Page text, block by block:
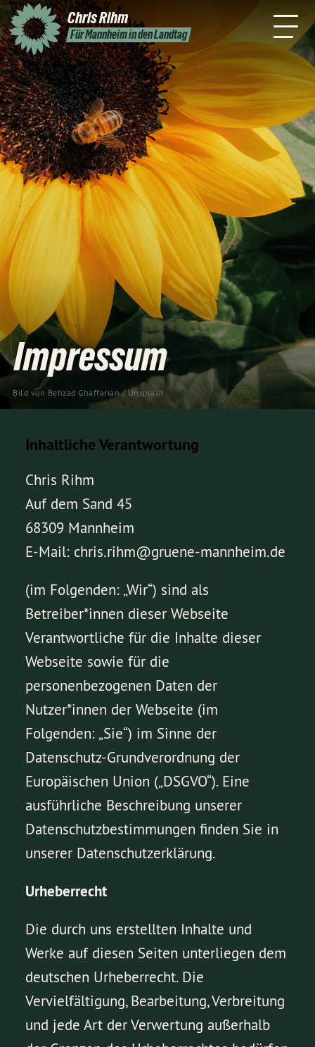
ChrisRihm
Für Mannheim in den Landtag
Unterstützen
mich Mannheim
Bild von Behzad Ghaffarian / Unsplash
Impressum
Inhaltliche Verantwortung
Chris Rihm
Auf dem Sand 45
68309 Mannheim
E-Mail: chris.rihm@gruene-mannheim.de
(im Folgenden: „Wir“) sind als
Betreiber*innen dieser Webseite
Verantwortliche für die Inhalte dieser
Webseite sowie für die
personenbezogenen Daten der
Nutzer*innen der Webseite (im
Folgenden: „Sie“) im Sinne der
Datenschutz-Grundverordnung der
Europäischen Union („DSGVO“). Eine
ausführliche Beschreibung unserer
Datenschutzbestimmungen finden Sie in
unserer Datenschutzerklärung.
Urheberrecht
Die durch uns erstellten Inhalte und
Werke auf diesen Seiten unterliegen dem
deutschen Urheberrecht. Die
Vervielfältigung, Bearbeitung, Verbreitung
und jede Art der Verwertung außerhalb